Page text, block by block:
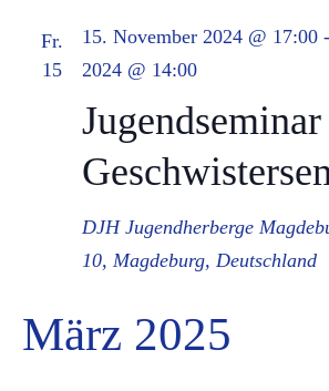
Fr.
15
15. November 2024 @ 17:00-
2024 @ 14:00
DJH Jugendherberge
10, Magdeburg, Deutschland
März 2025